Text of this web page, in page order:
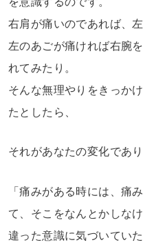
右肩が痛いのであれば、
左のあごが痛ければ右腕
れてみたり。
そんな無理やりをきっか
たとしたら、
それがあなたの変化であ
「痛みがある時には、痛
て、そこをなんとかしな
違った意識に気づいてい